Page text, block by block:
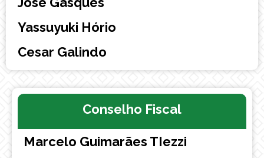
Yassuyuki Hório
Cesar Galindo
Conselho Fiscal
Suplentes
Marcelo Guimarães TIezzi